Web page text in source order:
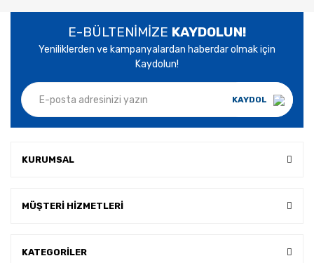
E-BÜLTENİMİZE KAYDOLUN!
Yeniliklerden ve kampanyalardan haberdar olmak için
Kaydolun!
KAYDOL
KURUMSAL
MÜŞTERİ HİZMETLERİ
KATEGORİLER